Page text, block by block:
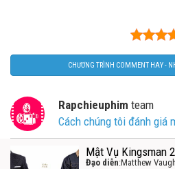
CHƯƠNG TRÌNH COMMENT HAY -
Rapchieuphim team
Cách chúng tôi đánh giá
Mật Vụ Kingsman
Đạo diễn:Matthew